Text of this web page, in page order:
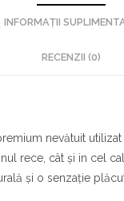
INFORMAȚII
RECENZII (0)
nevătuit
rece, cât și in cel
și o senzație